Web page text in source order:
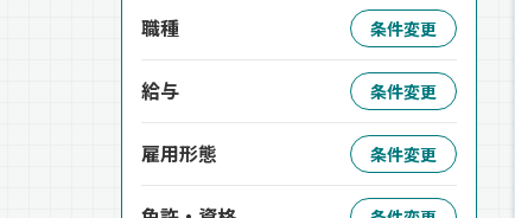
職種 条件変更
給与 条件変更
雇用形態 条件変更